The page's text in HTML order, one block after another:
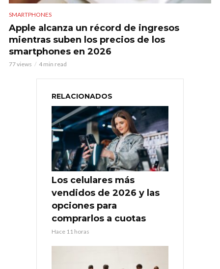
SMARTPHONES
Apple alcanza un récord de ingresos
mientras suben los precios de los
smartphones en 2026
77 views 4 min read
RELACIONADOS
Los celulares más
vendidos de 2026 y las
opciones para
comprarlos a cuotas
Hace 11 horas